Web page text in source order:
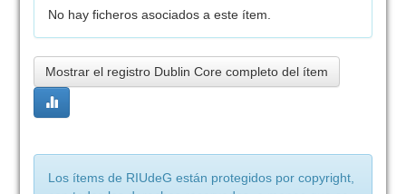
No hay ficheros asociados a este ítem.
Mostrar el registro Dublin Core completo del ítem
Los ítems de RIUdeG están protegidos por copyright,